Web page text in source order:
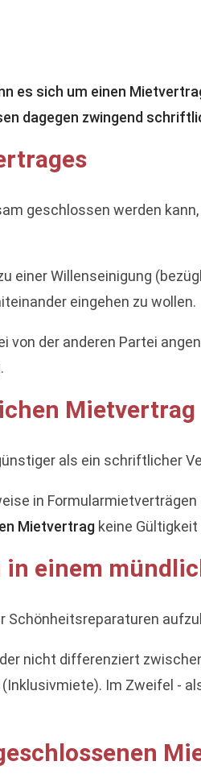
es sich um einen
dagegen zwingend
geschlossen werden
Willenseinigung
eingehen zu wollen.
der anderen Partei
Mietvertrag
als ein schriftlicher
in
Mietvertrag keine Gültigkeit
einem
Schönheitsreparaturen
nicht differenziert
Im Zweifel -